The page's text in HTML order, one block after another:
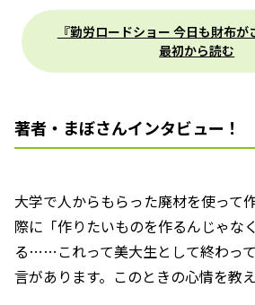
『勤労ロードショー 今日も財布
最初から読む
著者・まぼさんインタビュー！
――大学で人からもらった廃材を使っ
際に「作りたいものを作るんじゃな
る……これって美大生として終わっ
言があります。このときの心情を教